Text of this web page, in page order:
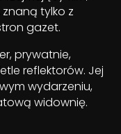
tylko z
gazet.
prywatnie,
reflektorów. Jej
wydarzeniu,
widownię.